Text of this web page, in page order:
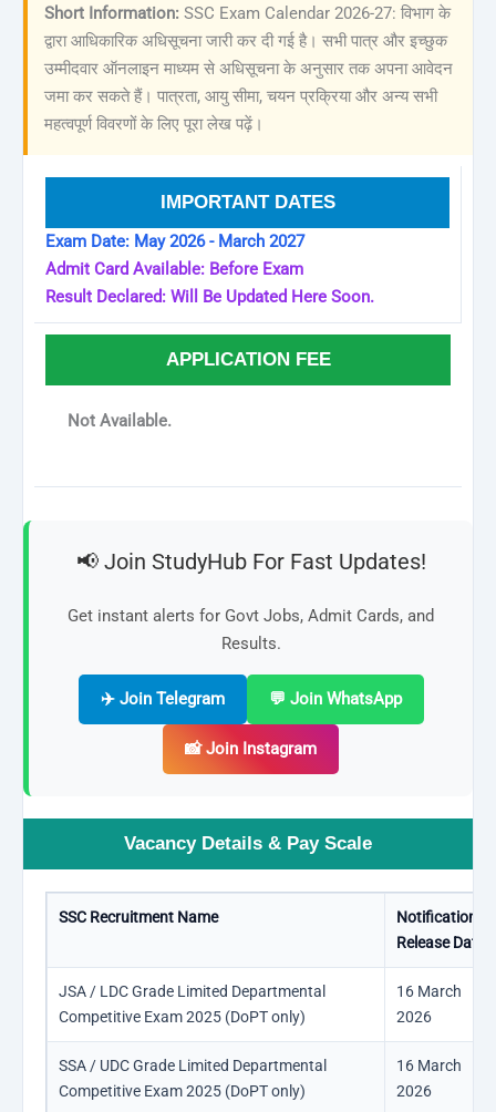
Short Information: SSC Exam Calendar 2026-27: विभाग के
द्वारा आधिकारिक अधिसूचना जारी कर दी गई है। सभी पात्र और इच्छुक
उम्मीदवार ऑनलाइन माध्यम से अधिसूचना के अनुसार तक अपना आवेदन
जमा कर सकते हैं। पात्रता, आयु सीमा, चयन प्रक्रिया और अन्य सभी
महत्वपूर्ण विवरणों के लिए पूरा लेख पढ़ें।
IMPORTANT DATES
Exam Date: May 2026 - March 2027
Admit Card Available: Before Exam
Result Declared: Will Be Updated Here Soon.
APPLICATION FEE
Not Available.
📢 Join StudyHub For Fast Updates!
Get instant alerts for Govt Jobs, Admit Cards, and
Results.
✈️ Join Telegram 💬 Join WhatsApp
📸 Join Instagram
Vacancy Details & Pay Scale
SSC Recruitment Name
Notification
Release Date
JSA / LDC Grade Limited Departmental
Competitive Exam 2025 (DoPT only)
16 March
2026
SSA / UDC Grade Limited Departmental
Competitive Exam 2025 (DoPT only)
16 March
2026